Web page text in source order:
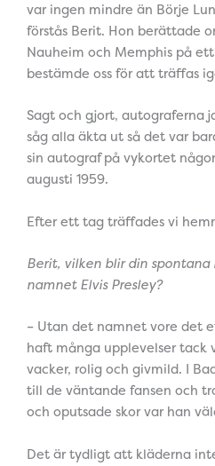
var ingen mindre än Börje
förstås Berit. Hon berättade
Nauheim och Memphis på
bestämde oss för att träffas
Sagt och gjort, autograferna
såg alla äkta ut så det var
sin autograf på vykortet
augusti 1959.
Efter ett tag träffades vi
Berit, vilken blir din
namnet Elvis Presley?
– Utan det namnet vore det
haft många upplevelser tack
vacker, rolig och givmild. I
till de väntande fansen och
och oputsade skor var han
Det är tydligt att kläderna